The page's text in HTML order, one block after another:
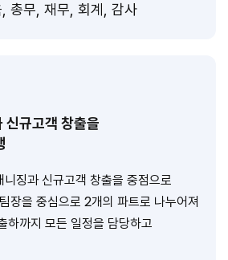
총무, 재무, 회계, 감사
신규고객 창출을
징과 신규고객 창출을 중점으로
장을 중심으로 2개의 파트로 나누어져
하까지 모든 일정을 담당하고